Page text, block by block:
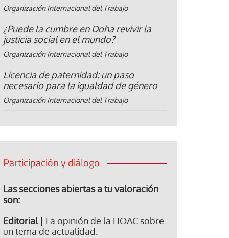
Organización Internacional del Trabajo
¿Puede la cumbre en Doha revivir la
justicia social en el mundo?
Organización Internacional del Trabajo
Licencia de paternidad: un paso
necesario para la igualdad de género
Organización Internacional del Trabajo
Participación y diálogo
Las secciones abiertas a tu valoración
son:
Editorial| La opinión de la HOAC sobre
un tema de actualidad.